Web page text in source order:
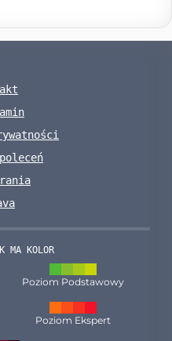
MA KOLOR
Poziom Podstawowy
Poziom Ekspert